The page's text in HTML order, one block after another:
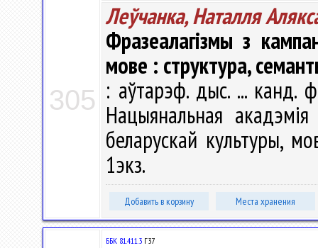
305
Леўчанка, Наталля
Фразеалагізмы з
мове : структура,
: аўтарэф. дыс. ... канд.
Нацыянальная
беларускай культуры,
1экз.
Добавить в корзину Места хранения
ББК 81.411.3 Г37